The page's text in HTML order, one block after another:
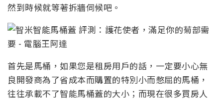
然到時候就等著拆牆伺候吧。
首先是馬桶，如果您是租房用戶的話，一定要小心無
良開發商為了省成本而購置的特別小而憋屈的馬桶，
往往承載不了智能馬桶蓋的大小；而現在很多買房人